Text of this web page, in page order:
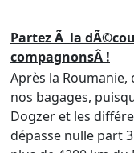
Partez Ã la
compagnonsÂ !
Après la
nos bagages,
Dogzer et les
dépasse nulle part